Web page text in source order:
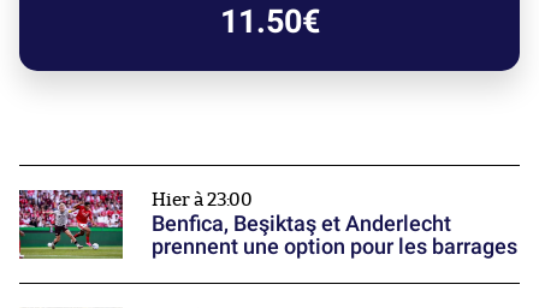
11.50€
Hier à 23:00
Benfica, Beşiktaş et Anderlecht
prennent une option pour les barrages